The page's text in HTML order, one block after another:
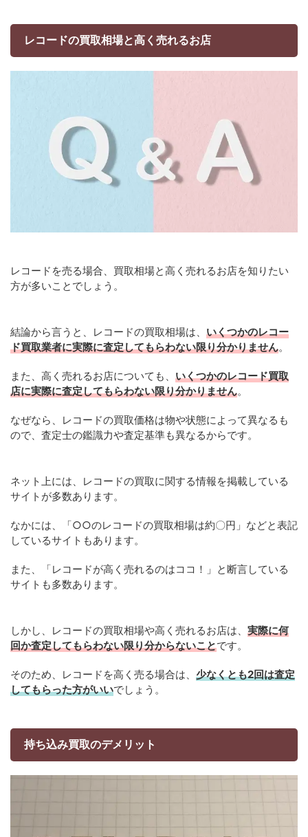
レコードの買取相場と高く売れるお店
レコードを売る場合、買取相場と高く売れるお店を知りたい
方が多いことでしょう。
結論から言うと、レコードの買取相場は、 いくつかのレコー
ド買取業者に実際に査定してもらわない限り分かりません。
また、高く売れるお店についても、 いくつかのレコード買取
店に実際に査定してもらわない限り分かりません。
なぜなら、レコードの買取価格は物や状態によって異なるも
ので、査定士の鑑識力や査定基準も異なるからです。
ネット上には、レコードの買取に関する情報を掲載している
サイトが多数あります。
なかには、「○○のレコードの買取相場は約〇円」などと表記
しているサイトもあります。
また、「レコードが高く売れるのはココ！」と断言している
サイトも多数あります。
しかし、レコードの買取相場や高く売れるお店は、 実際に何
回か査定してもらわない限り分からないことです。
そのため、レコードを高く売る場合は、 少なくとも2回は査定
してもらった方がいいでしょう。
持ち込み買取のデメリット